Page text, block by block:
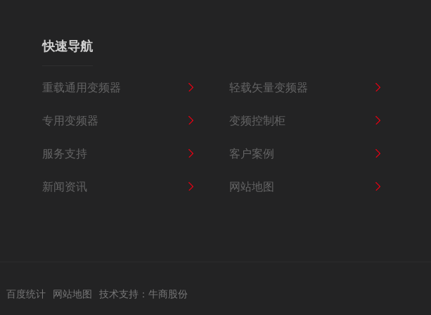
快速导航
重载通用变频器 轻载矢量变频器
专用变频器 变频控制柜
服务支持 客户案例
新闻资讯 网站地图
百度统计 网站地图 技术支持： 牛商股份